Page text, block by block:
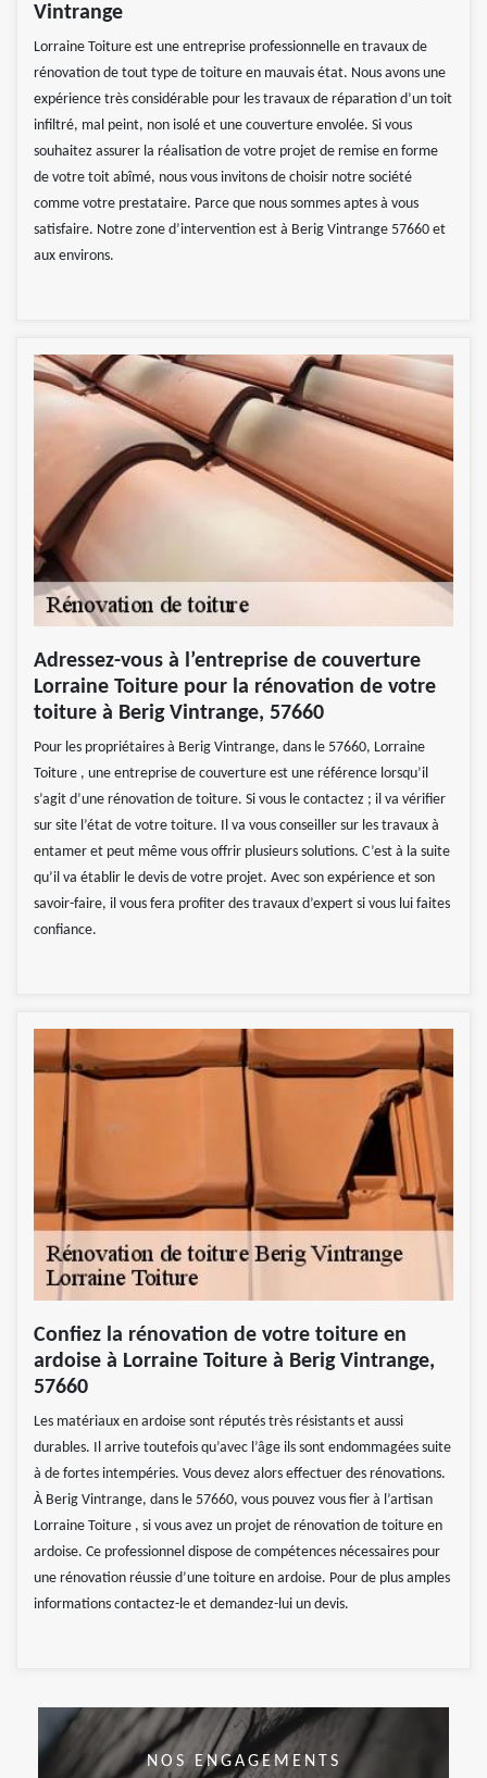
Vintrange
Lorraine Toiture est une entreprise professionnelle en travaux de
rénovation de tout type de toiture en mauvais état. Nous avons une
expérience très considérable pour les travaux de réparation d’un toit
infiltré, mal peint, non isolé et une couverture envolée. Si vous
souhaitez assurer la réalisation de votre projet de remise en forme
de votre toit abîmé, nous vous invitons de choisir notre société
comme votre prestataire. Parce que nous sommes aptes à vous
satisfaire. Notre zone d’intervention est à Berig Vintrange 57660 et
aux environs.
Adressez-vous à l’entreprise de couverture
Lorraine Toiture pour la rénovation de votre
toiture à Berig Vintrange, 57660
Pour les propriétaires à Berig Vintrange, dans le 57660, Lorraine
Toiture , une entreprise de couverture est une référence lorsqu’il
s’agit d’une rénovation de toiture. Si vous le contactez ; il va vérifier
sur site l’état de votre toiture. Il va vous conseiller sur les travaux à
entamer et peut même vous offrir plusieurs solutions. C’est à la suite
qu’il va établir le devis de votre projet. Avec son expérience et son
savoir-faire, il vous fera profiter des travaux d’expert si vous lui faites
confiance.
Confiez la rénovation de votre toiture en
ardoise à Lorraine Toiture à Berig Vintrange,
57660
Les matériaux en ardoise sont réputés très résistants et aussi
durables. Il arrive toutefois qu’avec l’âge ils sont endommagées suite
à de fortes intempéries. Vous devez alors effectuer des rénovations.
À Berig Vintrange, dans le 57660, vous pouvez vous fier à l’artisan
Lorraine Toiture , si vous avez un projet de rénovation de toiture en
ardoise. Ce professionnel dispose de compétences nécessaires pour
une rénovation réussie d’une toiture en ardoise. Pour de plus amples
informations contactez-le et demandez-lui un devis.
NOS ENGAGEMENTS